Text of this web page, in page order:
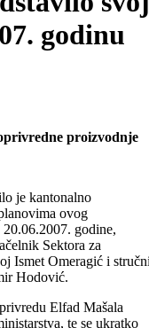
u
svoj
godinu